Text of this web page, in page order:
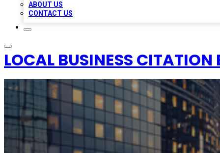
ABOUT US
CONTACT US
LOCAL BUSINESS CITATION